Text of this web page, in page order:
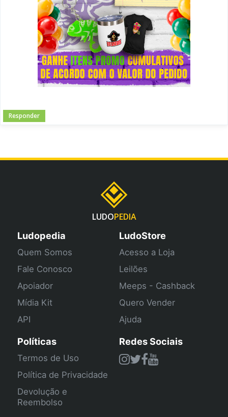
Responder
LUDOPEDIA
Ludopedia
Quem Somos
Fale Conosco
Apoiador
Mídia Kit
API
LudoStore
Acesso a Loja
Leilões
Meeps - Cashback
Quero Vender
Ajuda
Políticas
Termos de Uso
Política de Privacidade
Devolução e
Reembolso
Redes Sociais